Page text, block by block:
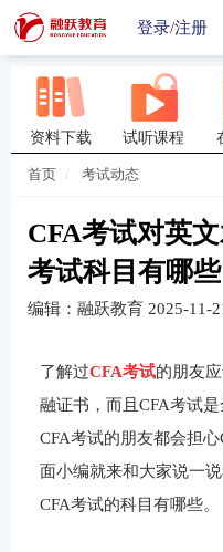
登录/注册
资料下载 试听课程
首页 考试动态
CFA考试对英
考试科目有哪些
编辑：融跃教育 2025-11-
了解过CFA考试的朋友
融证书，而且CFA考试
CFA考试的朋友都会担
面小编就来和大家说一
CFA考试的科目有哪些。